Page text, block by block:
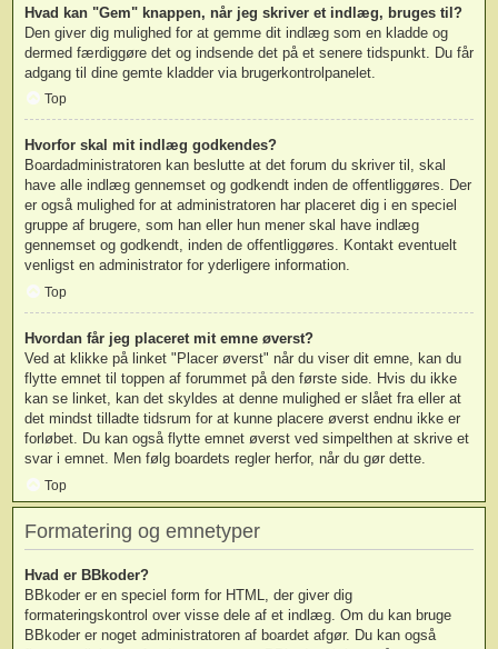
Hvad kan "Gem" knappen, når jeg skriver et indlæg, bruges til?
Den giver dig mulighed for at gemme dit indlæg som en kladde og
dermed færdiggøre det og indsende det på et senere tidspunkt. Du får
adgang til dine gemte kladder via brugerkontrolpanelet.
Top
Hvorfor skal mit indlæg godkendes?
Boardadministratoren kan beslutte at det forum du skriver til, skal
have alle indlæg gennemset og godkendt inden de offentliggøres. Der
er også mulighed for at administratoren har placeret dig i en speciel
gruppe af brugere, som han eller hun mener skal have indlæg
gennemset og godkendt, inden de offentliggøres. Kontakt eventuelt
venligst en administrator for yderligere information.
Top
Hvordan får jeg placeret mit emne øverst?
Ved at klikke på linket "Placer øverst" når du viser dit emne, kan du
flytte emnet til toppen af forummet på den første side. Hvis du ikke
kan se linket, kan det skyldes at denne mulighed er slået fra eller at
det mindst tilladte tidsrum for at kunne placere øverst endnu ikke er
forløbet. Du kan også flytte emnet øverst ved simpelthen at skrive et
svar i emnet. Men følg boardets regler herfor, når du gør dette.
Top
Formatering og emnetyper
Hvad er BBkoder?
BBkoder er en speciel form for HTML, der giver dig
formateringskontrol over visse dele af et indlæg. Om du kan bruge
BBkoder er noget administratoren af boardet afgør. Du kan også